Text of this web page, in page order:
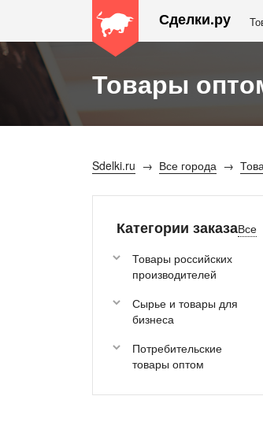
Сделки.ру
Товары
Sdelki.ru Все города
Категории заказаВсе
Товары российских
производителей
Сырье и товары для
бизнеса
Потребительские
товары оптом